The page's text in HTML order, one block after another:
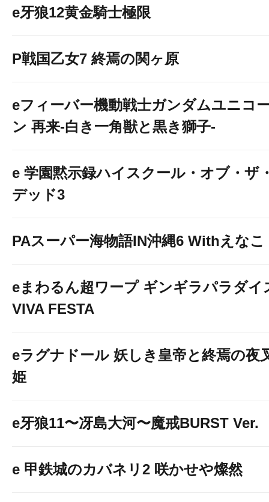
e牙狼12黄金騎士極限
P戦国乙女7 終焉の関ヶ原
eフィーバー機動戦士ガンダムユニコ
ン 再来-白き一角獣と黒き獅子-
e 学園黙示録ハイスクール・オブ・ザ
デッド3
PAスーパー海物語IN沖縄6 Withえなこ
eまわるん超ワープ ギンギラパラダイ
VIVA FESTA
eラグナドール 妖しき皇帝と終焉の夜
姫
e牙狼11〜冴島大河〜魔戒BURST Ver.
e 甲鉄城のカバネリ2 咲かせや燦然